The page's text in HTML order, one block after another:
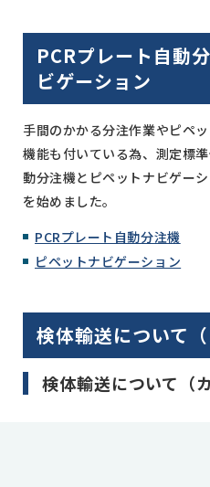
PCRプレート自動
ビゲーション
手間のかかる分注作業やピペ
機能も付いている為、測定標
動分注機とピペットナビゲー
を始めました。
PCRプレート自動分注機
ピペットナビゲーション
検体輸送について（
検体輸送について（